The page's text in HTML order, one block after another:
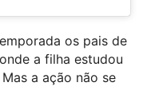
os pais de
a filha estudou
a ação não se